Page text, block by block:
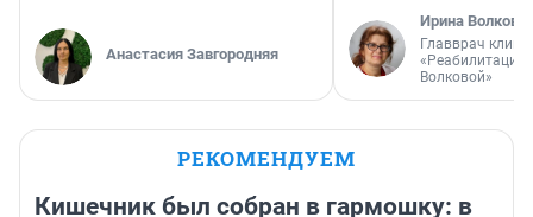
Анастасия Завгородняя
Ирина Волкова
Главврач
«Реабилитация
Волковой»
РЕКОМЕНДУЕМ
Кишечник был собран в гармошку: в